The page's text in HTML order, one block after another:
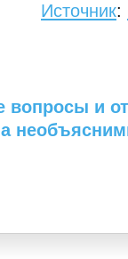
Источник:
и